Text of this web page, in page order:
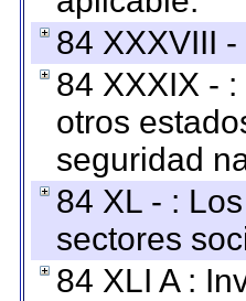
84 XXXVIII
84 XXXIX -
otros
seguridad
84 XL - :
sectores
84 XLI A :